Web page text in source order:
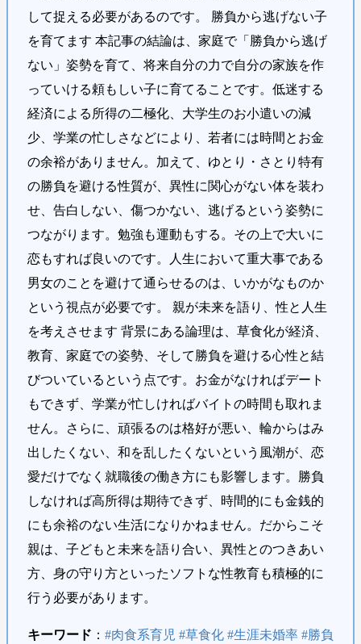
して捉える必要があるのです。 勝負から逃げない子
を育てます 本記事の結論は、家庭で「勝負から逃げ
ない」姿勢を育て、将来自分の力で自分の家族を作
っていける頼もしい子に育てることです。低迷する
経済による所得の二極化、大学生のお小遣いの減
少、学業の忙しさなどにより、若者には時間とお金
の余裕がありません。加えて、ゆとり・さとり特有
の勝負を避ける性質が、異性に関心がない体を装わ
せ、告白しない、傷つかない、逃げるという姿勢に
つながります。勉強も運動もする。その上で大いに
恋もすれば良いのです。人生において重大事である
男女のことを避けて通らせるのは、いかがなものか
という視点が必要です。 親が未来を語り、性と人生
を考えさせます 背景にある論理は、草食化が経済、
教育、家庭での姿勢、そして勝負を避ける心性と結
びついているという点です。お金がなければデート
もできず、学業が忙しければバイトの時間も取れま
せん。さらに、頑張るのは格好が悪い、輪からはみ
出したくない、和を乱したくないという風潮が、恋
愛だけでなく就職後の働き方にも影響します。勝負
しなければ高所得は期待できず、時間的にも金銭的
にも余裕のない生活になりかねません。だからこそ
親は、子どもと未来を語り合い、異性とのつきあい
方、身の守り方といったソフトな性教育も積極的に
行う必要があります。
キーワード ： #肉食系育児 #草食化 #生涯未婚率 #勝負